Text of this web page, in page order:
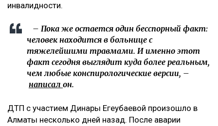
инвалидности.
– Пока же остается один бесспорный факт:
человек находится в больнице с
тяжелейшими травмами. И именно этот
факт сегодня выглядит куда более реальным,
чем любые конспирологические версии, –
написал он.
ДТП с участием Динары Егеубаевой произошло в
Алматы несколько дней назад. После аварии